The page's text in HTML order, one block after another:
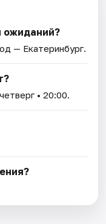
ожиданий?
— Екатеринбург.
• 20:00.